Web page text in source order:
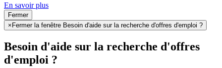
En savoir plus
Fermer
× Fermer la fenêtre Besoin d'aide sur la recherche d'offres d'emploi ?
Besoin d'aide sur la recherche d'offres
d'emploi ?